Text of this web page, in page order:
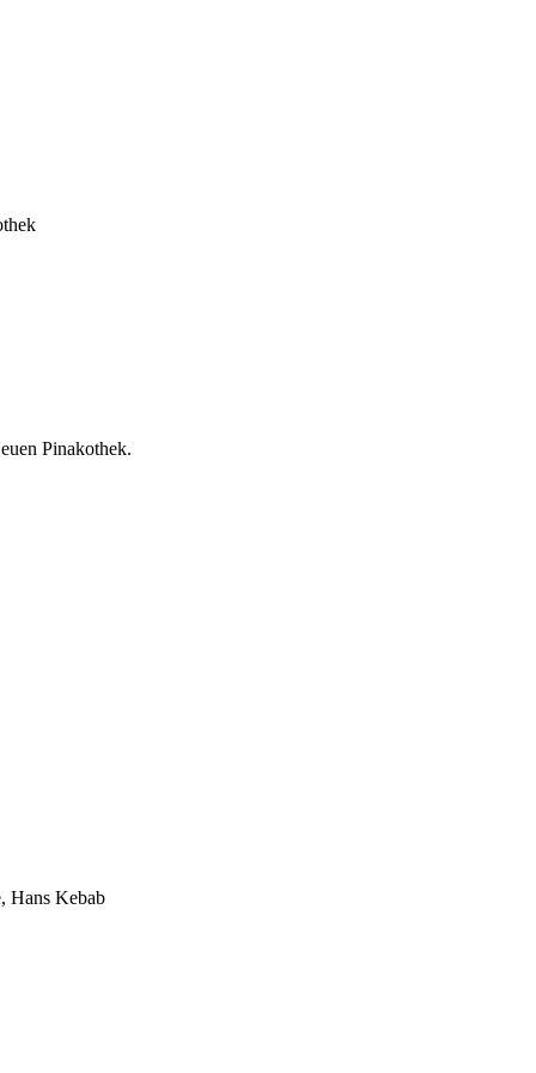
Pinakothek.
Hans Kebab